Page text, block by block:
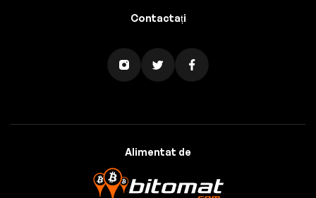
Contactați
Alimentat de